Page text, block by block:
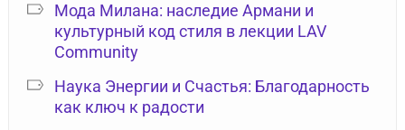
Мода Милана: наследие Армани и
культурный код стиля в лекции LAV
Community
Наука Энергии и Счастья: Благодарность
как ключ к радости